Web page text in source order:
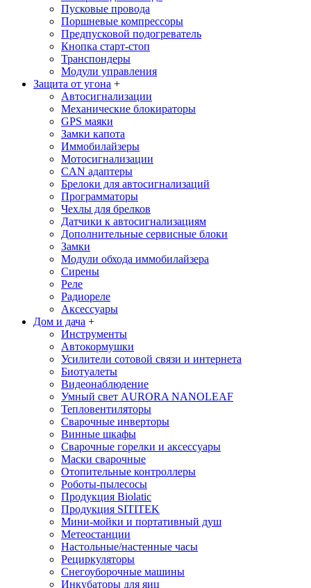
Пусковые провода
Поршневые компрессоры
Предпусковой подогреватель
Кнопка старт-стоп
Транспондеры
Модули управления
Защита от угона +
Автосигнализации
Механические блoкираторы
GPS маяки
Замки капота
Иммобилайзеры
Мотосигнализации
CAN адаптеры
Брелоки для автосигнализаций
Программаторы
Чехлы для брелков
Датчики к автосигнализациям
Дополнительные сервисные блоки
Замки
Модули обхода иммобилайзера
Сирены
Реле
Радиореле
Аксессуары
Дом и дача +
Инструменты
Автокормушки
Усилители сотовой связи и интернета
Биотуалеты
Видеонаблюдение
Умный свет AURORA NANOLEAF
Тепловентиляторы
Сварочные инверторы
Винные шкафы
Сварочные горелки и аксессуары
Маски сварочные
Отопительные контроллеры
Роботы-пылесосы
Продукция Biolatic
Продукция SITITEK
Мини-мойки и портативный душ
Метеостанции
Настольные/настенные часы
Рециркуляторы
Снегоуборочные машины
Инкубаторы для яиц